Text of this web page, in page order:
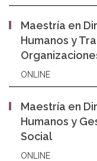
Maestría en
Humanos y
ONLINE
Maestría en
Humanos y
Social
ONLINE